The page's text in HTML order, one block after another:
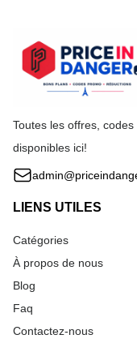
Toutes les offres,
disponibles ici!
LIENS UTILES
Catégories
À propos de nous
Blog
Faq
Contactez-nous